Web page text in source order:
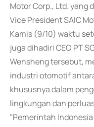
Motor Corp., Ltd. yang
Vice President SAIC
Kamis (9/10) waktu
juga dihadiri CEO PT
Wensheng tersebut,
industri otomotif
khususnya dalam
lingkungan dan
"Pemerintah